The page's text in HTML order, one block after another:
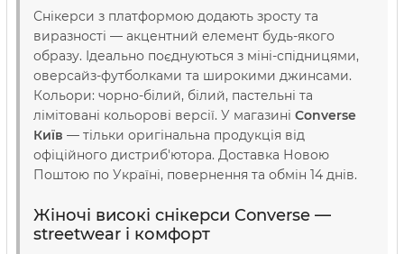
Снікерси з платформою додають зросту та
виразності — акцентний елемент будь-якого
образу. Ідеально поєднуються з міні-спідницями,
оверсайз-футболками та широкими джинсами.
Кольори: чорно-білий, білий, пастельні та
лімітовані кольорові версії. У магазині Converse
Київ — тільки оригінальна продукція від
офіційного дистриб'ютора. Доставка Новою
Поштою по Україні, повернення та обмін 14 днів.
Жіночі високі снікерси Converse —
streetwear і комфорт